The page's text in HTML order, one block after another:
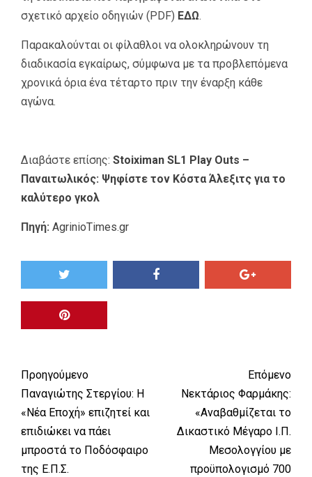
σχετικό αρχείο οδηγιών (PDF) ΕΔΩ.
Παρακαλούνται οι φίλαθλοι να ολοκληρώνουν τη
διαδικασία εγκαίρως, σύμφωνα με τα προβλεπόμενα
χρονικά όρια ένα τέταρτο πριν την έναρξη κάθε
αγώνα.
Διαβάστε επίσης: Stoiximan SL1 Play Outs –
Παναιτωλικός: Ψηφίστε τον Κόστα Άλεξιτς για το
καλύτερο γκολ
Πηγή: AgrinioTimes.gr
Προηγούμενο
Παναγιώτης Στεργίου: Η
«Νέα Εποχή» επιζητεί και
επιδιώκει να πάει
μπροστά το Ποδόσφαιρο
της Ε.Π.Σ.
Επόμενο
Νεκτάριος Φαρμάκης:
«Αναβαθμίζεται το
Δικαστικό Μέγαρο Ι.Π.
Μεσολογγίου με
προϋπολογισμό 700